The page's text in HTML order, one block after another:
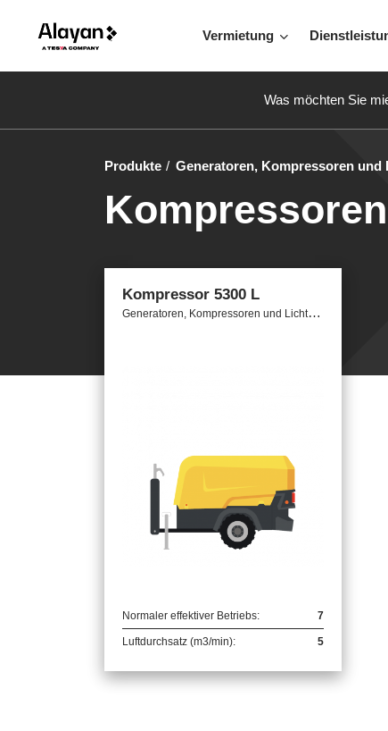
Vermietung
Was möchten Sie
Produkte Generatoren, Kompressoren und
Kompressor 5300 L
G
eneratoren, Kompressoren und Lichtmasten / Kompressoren
Normaler effektiver Betriebs: 7
Luftdurchsatz (m3/min): 5